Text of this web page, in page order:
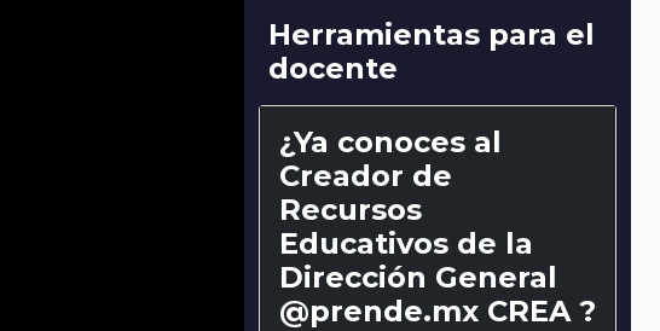
Herramientas para el
docente
¿Ya conoces al
Creador de
Recursos
Educativos de la
Dirección General
@prende.mx CREA ?